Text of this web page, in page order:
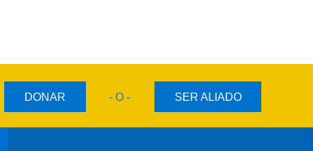
DONAR - O - SER ALIADO